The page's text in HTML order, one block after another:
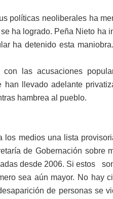
políticas neoliberales ha
ha logrado. Peña Nieto ha
ha detenido esta
las acusaciones
han llevado adelante
hambrea al pueblo.
los medios una lista
de Gobernación sobre
desde 2006. Si estos
sea aún mayor. No hay
de personas se